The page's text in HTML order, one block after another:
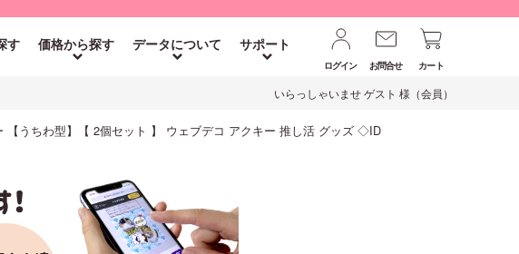
す 価格から探す データについて サポート
ログイン お問合せ カート
いらっしゃいませ ゲスト 様（会員）
【うちわ型】【 2個セット 】 ウェブデコ アクキー 推し活 グッズ ◇ID